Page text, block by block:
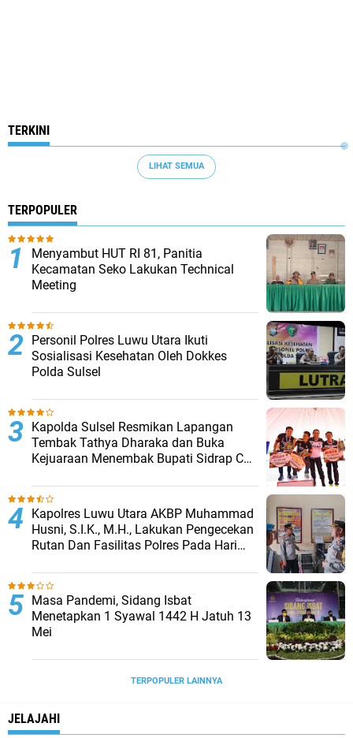
TERKINI
LIHAT SEMUA
TERPOPULER
Menyambut HUT RI 81, Panitia
Kecamatan Seko Lakukan Technical
Meeting
Personil Polres Luwu Utara Ikuti
Sosialisasi Kesehatan Oleh Dokkes
Polda Sulsel
Kapolda Sulsel Resmikan Lapangan
Tembak Tathya Dharaka dan Buka
Kejuaraan Menembak Bupati Sidrap Cup
Kapolres Luwu Utara AKBP Muhammad
Husni, S.I.K., M.H., Lakukan Pengecekan
Rutan Dan Fasilitas Polres Pada Hari
Masa Pandemi, Sidang Isbat
Menetapkan 1 Syawal 1442 H Jatuh 13
Mei
TERPOPULER LAINNYA
JELAJAHI